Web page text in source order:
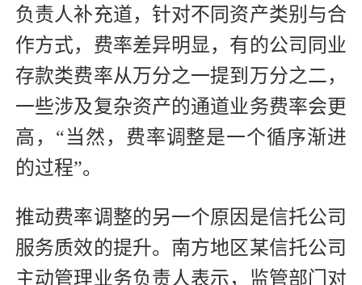
负责人补充道，针对不同资产类别与合
作方式，费率差异明显，有的公司同业
存款类费率从万分之一提到万分之二，
一些涉及复杂资产的通道业务费率会更
高，“当然，费率调整是一个循序渐进
的过程”。
推动费率调整的另一个原因是信托公司
服务质效的提升。南方地区某信托公司
主动管理业务负责人表示，监管部门对